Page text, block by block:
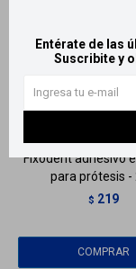
Entérate de las
Suscribite y
Llega
Fixodent adhesivo
para prótesis -
$ 219